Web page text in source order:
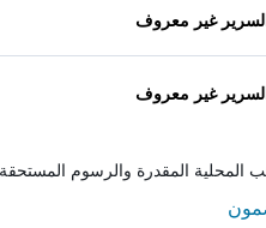
المحلية المقدرة والرسوم